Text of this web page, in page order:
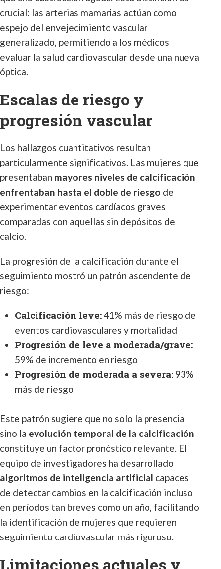
crucial: las arterias mamarias actúan como
espejo del envejecimiento vascular
generalizado, permitiendo a los médicos
evaluar la salud cardiovascular desde una nueva
óptica.
Escalas de riesgo y
progresión vascular
Los hallazgos cuantitativos resultan
particularmente significativos. Las mujeres que
presentaban mayores niveles de calcificación
enfrentaban hasta el doble de riesgo de
experimentar eventos cardíacos graves
comparadas con aquellas sin depósitos de
calcio.
La progresión de la calcificación durante el
seguimiento mostró un patrón ascendente de
riesgo:
Calcificación leve:41% más de riesgo de
eventos cardiovasculares y mortalidad
Progresión de leve a moderada/grave:
59% de incremento en riesgo
Progresión de moderada a severa: 93%
más de riesgo
Este patrón sugiere que no solo la presencia
sino la evolución temporal de la calcificación
constituye un factor pronóstico relevante. El
equipo de investigadores ha desarrollado
algoritmos de inteligencia artificial capaces
de detectar cambios en la calcificación incluso
en períodos tan breves como un año, facilitando
la identificación de mujeres que requieren
seguimiento cardiovascular más riguroso.
Limitaciones actuales y